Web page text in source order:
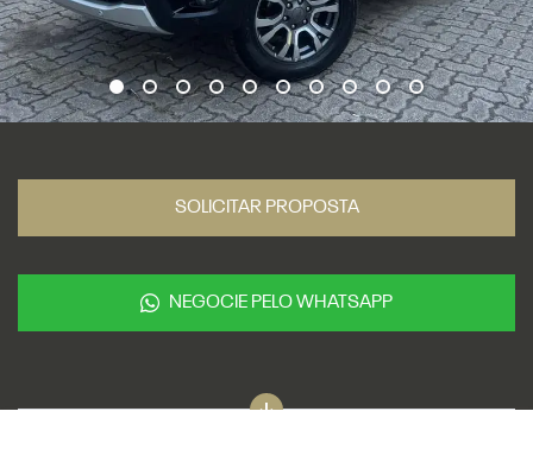
SOLICITAR PROPOSTA
NEGOCIE PELO WHATSAPP